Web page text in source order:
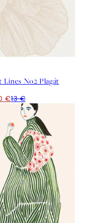
Lines No2 Plagát
€13 €